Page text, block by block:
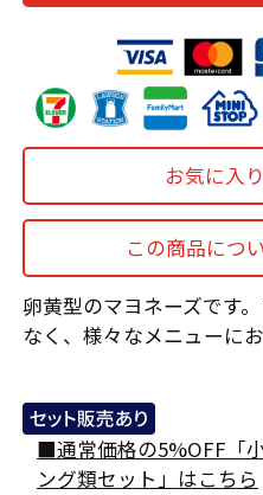
お気に入
この商品につ
卵黄型のマヨネーズです
なく、様々なメニューに
■通常価格の5%OFF「
ング類セット」はこちら